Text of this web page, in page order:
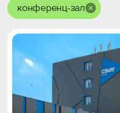
конференц-зал